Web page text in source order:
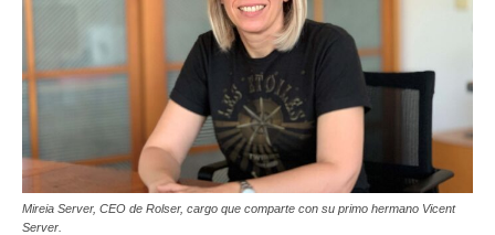
Mireia Server, CEO de Rolser, cargo que comparte con su primo hermano Vicent
Server.